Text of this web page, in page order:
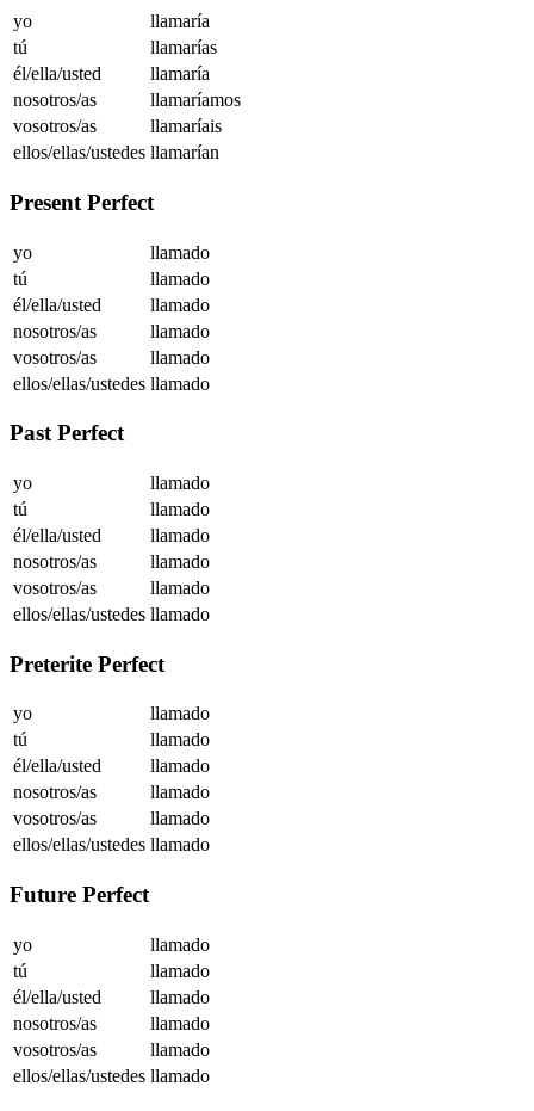
yo
llamaría
tú
llamarías
él/ella/usted
llamaría
nosotros/as
llamaríamos
vosotros/as
llamaríais
ellos/ellas/ustedes llamarían
Present Perfect
yo
llamado
tú
llamado
él/ella/usted
llamado
nosotros/as
llamado
vosotros/as
llamado
ellos/ellas/ustedes llamado
Past Perfect
yo
llamado
tú
llamado
él/ella/usted
llamado
nosotros/as
llamado
vosotros/as
llamado
ellos/ellas/ustedes llamado
Preterite Perfect
yo
llamado
tú
llamado
él/ella/usted
llamado
nosotros/as
llamado
vosotros/as
llamado
ellos/ellas/ustedes llamado
Future Perfect
yo
llamado
tú
llamado
él/ella/usted
llamado
nosotros/as
llamado
vosotros/as
llamado
ellos/ellas/ustedes llamado